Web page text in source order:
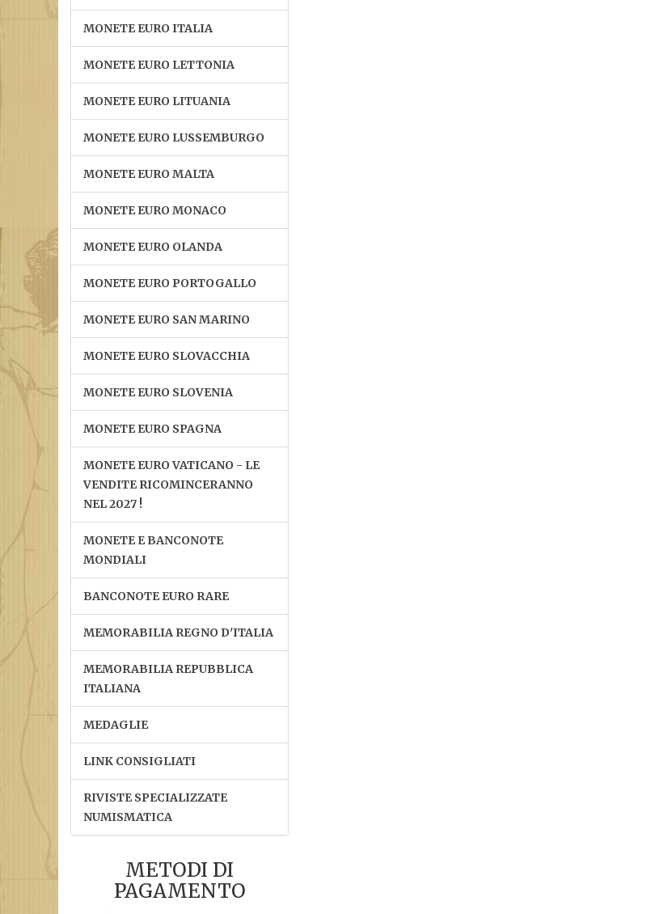
MONETE EURO ITALIA
MONETE EURO LETTONIA
MONETE EURO LITUANIA
MONETE EURO LUSSEMBURGO
MONETE EURO MALTA
MONETE EURO MONACO
MONETE EURO OLANDA
MONETE EURO PORTOGALLO
MONETE EURO SAN MARINO
MONETE EURO SLOVACCHIA
MONETE EURO SLOVENIA
MONETE EURO SPAGNA
MONETE EURO VATICANO - LE
VENDITE RICOMINCERANNO
NEL 2027 !
MONETE E BANCONOTE
MONDIALI
BANCONOTE EURO RARE
MEMORABILIA REGNO D'ITALIA
MEMORABILIA REPUBBLICA
ITALIANA
MEDAGLIE
LINK CONSIGLIATI
RIVISTE SPECIALIZZATE
NUMISMATICA
METODI DI
PAGAMENTO